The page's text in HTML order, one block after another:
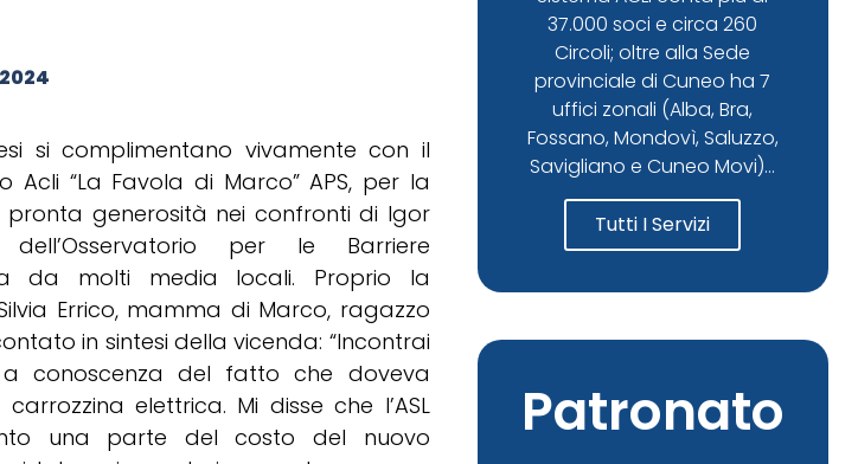
si complimentano vivamente con il
Acli “La Favola di Marco” APS, per la
generosità nei confronti di Igor
dell’Osservatorio per le Barriere
da molti media locali. Proprio la
Errico, mamma di Marco, ragazzo
in sintesi della vicenda: “Incontrai
conoscenza del fatto che doveva
elettrica. Mi disse che l’ASL
una parte del costo del nuovo
37.000 soci e circa 260
Circoli; oltre alla Sede
provinciale di Cuneo ha 7
uffici zonali (Alba, Bra,
Fossano, Mondovì, Saluzzo,
Savigliano e Cuneo Movi)...
Tutti I Servizi
Patronato